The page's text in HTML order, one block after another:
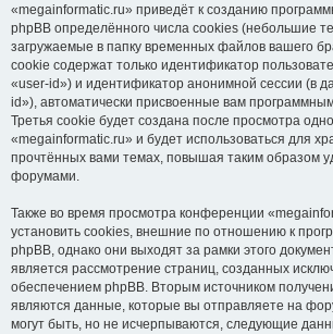
«megainformatic.ru» приведёт к созданию
phpBB определённого числа cookies (небольшие
загружаемые в папку временных файлов вашего
cookie содержат только идентификатор
«user-id») и идентификатор анонимной сессии (в
id»), автоматически присвоенные вам
Третья cookie будет создана после просмотра
«megainformatic.ru» и будет использоваться для
прочтённых вами темах, повышая таким образом
форумами.
Также во время просмотра конференции
установить cookies, внешние по отношению к
phpBB, однако они выходят за рамки этого
является рассмотрение страниц, созданных
обеспечением phpBB. Вторым источником
являются данные, которые вы отправляете на
могут быть, но не исчерпываются, следующие